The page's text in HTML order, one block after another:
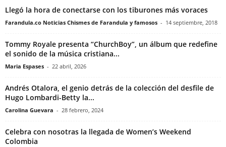
Llegó la hora de conectarse con los tiburones más voraces
Farandula.co Noticias Chismes de Farandula y famosos - 14 septiembre, 2018
Tommy Royale presenta “ChurchBoy”, un álbum que redefine
el sonido de la música cristiana...
Maria Espases - 22 abril, 2026
Andrés Otalora, el genio detrás de la colección del desfile de
Hugo Lombardi-Betty la...
Carolina Guevara - 28 febrero, 2024
Celebra con nosotras la llegada de Women’s Weekend
Colombia